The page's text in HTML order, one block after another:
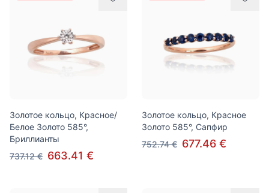
Золотое кольцо, Красное/
Белое Золото 585°,
Бриллианты
737.12 € 663.41 €
Золотое кольцо, Красное
Золото 585°, Сапфир
752.74 € 677.46 €